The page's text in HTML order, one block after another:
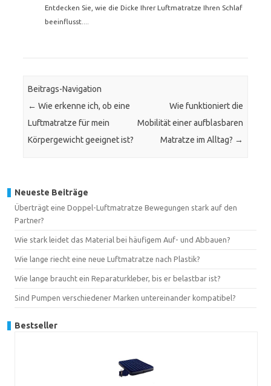
Entdecken Sie, wie die Dicke Ihrer Luftmatratze Ihren Schlaf
beeinflusst....
Beitrags-Navigation
← Wie erkenne ich, ob eine
Luftmatratze für mein
Körpergewicht geeignet ist?
Wie funktioniert die
Mobilität einer aufblasbaren
Matratze im Alltag? →
Neueste Beiträge
Überträgt eine Doppel-Luftmatratze Bewegungen stark auf den
Partner?
Wie stark leidet das Material bei häufigem Auf- und Abbauen?
Wie lange riecht eine neue Luftmatratze nach Plastik?
Wie lange braucht ein Reparaturkleber, bis er belastbar ist?
Sind Pumpen verschiedener Marken untereinander kompatibel?
Bestseller